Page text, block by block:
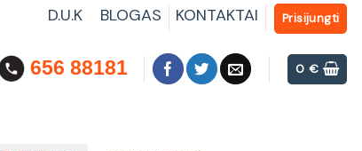
D.U.K BLOGAS KONTAKTAI Prisijungti
656 88181 0€